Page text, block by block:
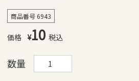
商品番号6943
¥10 税込